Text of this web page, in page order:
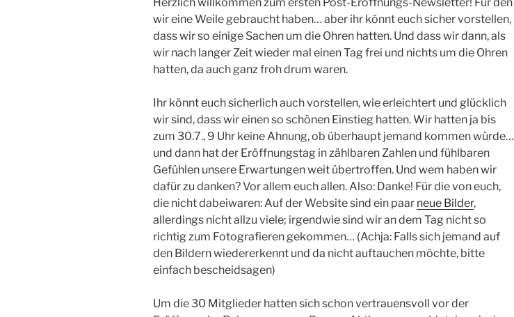
wir eine Weile gebraucht haben… aber ihr könnt euch sicher vorstellen,
dass wir so einige Sachen um die Ohren hatten. Und dass wir dann, als
wir nach langer Zeit wieder mal einen Tag frei und nichts um die Ohren
hatten, da auch ganz froh drum waren.
Ihr könnt euch sicherlich auch vorstellen, wie erleichtert und glücklich
wir sind, dass wir einen so schönen Einstieg hatten. Wir hatten ja bis
zum 30.7., 9 Uhr keine Ahnung, ob überhaupt jemand kommen würde…
und dann hat der Eröffnungstag in zählbaren Zahlen und fühlbaren
Gefühlen unsere Erwartungen weit übertroffen. Und wem haben wir
dafür zu danken? Vor allem euch allen. Also: Danke! Für die von euch,
die nicht dabeiwaren: Auf der Website sind ein paar neue Bilder,
allerdings nicht allzu viele; irgendwie sind wir an dem Tag nicht so
richtig zum Fotografieren gekommen… (Achja: Falls sich jemand auf
den Bildern wiedererkennt und da nicht auftauchen möchte, bitte
einfach bescheidsagen)
Um die 30 Mitglieder hatten sich schon vertrauensvoll vor der